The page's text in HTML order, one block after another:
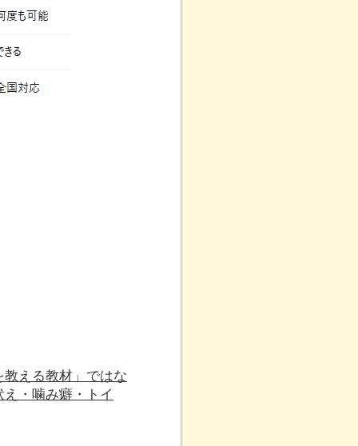
える教材」ではな
・噛み癖・トイ